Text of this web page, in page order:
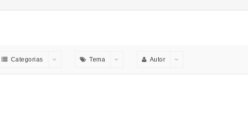
Categorias Tema Autor